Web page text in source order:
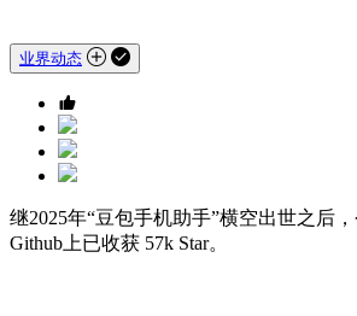
业界动态
继2025年“豆包手机助手”横空出世之后
Github上已收获 57k Star。